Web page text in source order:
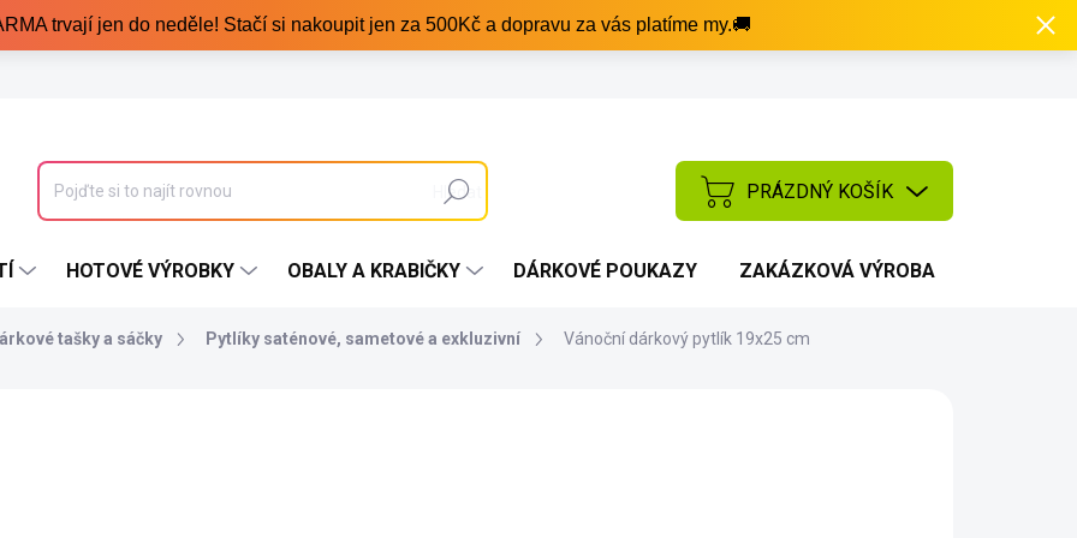
trvají jen do neděle! Stačí si nakoupit jen za 500Kč a dopravu za vás platíme my.🚚
Hledat
NÁKUPNÍ
KOŠÍK
PRÁZDNÝ KOŠÍK
HOTOVÉ VÝROBKY OBALY A KRABIČKY DÁRKOVÉ POUKAZY ZAKÁZKOVÁ VÝROBA
tašky a sáčky Pytlíky saténové, sametové a exkluzivní Vánoční dárkový pytlík 19x25 cm